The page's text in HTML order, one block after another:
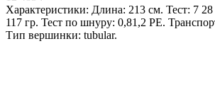
Характеристики: Длина: 213 см. Тест: 7
117 гр. Тест по шнуру: 0,81,2 РЕ.
Тип вершинки: tubular.